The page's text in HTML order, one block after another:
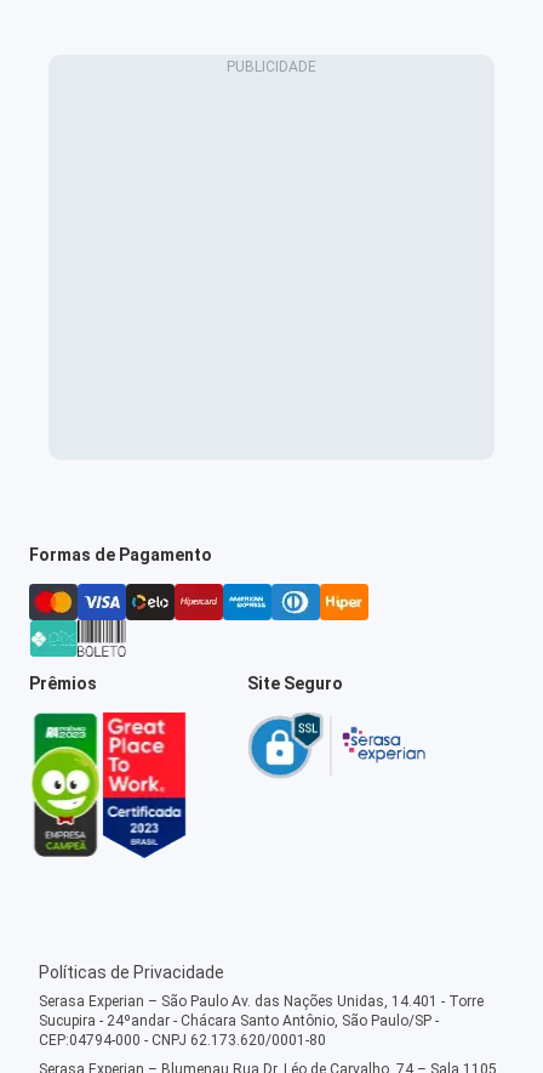
Formas de Pagamento
Prêmios Site Seguro
Políticas de Privacidade
Serasa Experian – São Paulo Av. das Nações Unidas, 14.401 - Torre
Sucupira - 24ºandar - Chácara Santo Antônio, São Paulo/SP -
CEP:04794-000 - CNPJ 62.173.620/0001-80
Serasa Experian – Blumenau Rua Dr. Léo de Carvalho, 74 – Sala 1105